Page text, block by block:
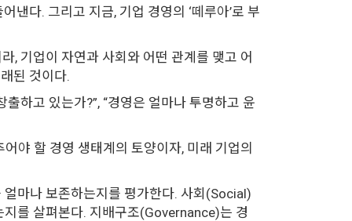
낸다. 그리고 지금, 기업 경영의 ‘떼루아’로 부
, 기업이 자연과 사회와 어떤 관계를 맺고 어
된 것이다.
하고 있는가?”, “경영은 얼마나 투명하고 윤
야 할 경영 생태계의 토양이자, 미래 기업의
마나 보존하는지를 평가한다. 사회(Social)
를 살펴본다. 지배구조(Governance)는 경